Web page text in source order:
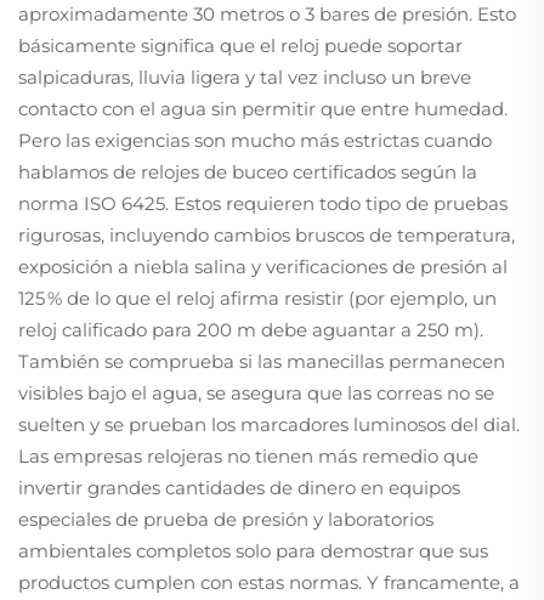
aproximadamente 30 metros o 3 bares de presión. Esto
básicamente significa que el reloj puede soportar
salpicaduras, lluvia ligera y tal vez incluso un breve
contacto con el agua sin permitir que entre humedad.
Pero las exigencias son mucho más estrictas cuando
hablamos de relojes de buceo certificados según la
norma ISO 6425. Estos requieren todo tipo de pruebas
rigurosas, incluyendo cambios bruscos de temperatura,
exposición a niebla salina y verificaciones de presión al
125 % de lo que el reloj afirma resistir (por ejemplo, un
reloj calificado para 200 m debe aguantar a 250 m).
También se comprueba si las manecillas permanecen
visibles bajo el agua, se asegura que las correas no se
suelten y se prueban los marcadores luminosos del dial.
Las empresas relojeras no tienen más remedio que
invertir grandes cantidades de dinero en equipos
especiales de prueba de presión y laboratorios
ambientales completos solo para demostrar que sus
productos cumplen con estas normas. Y francamente, a